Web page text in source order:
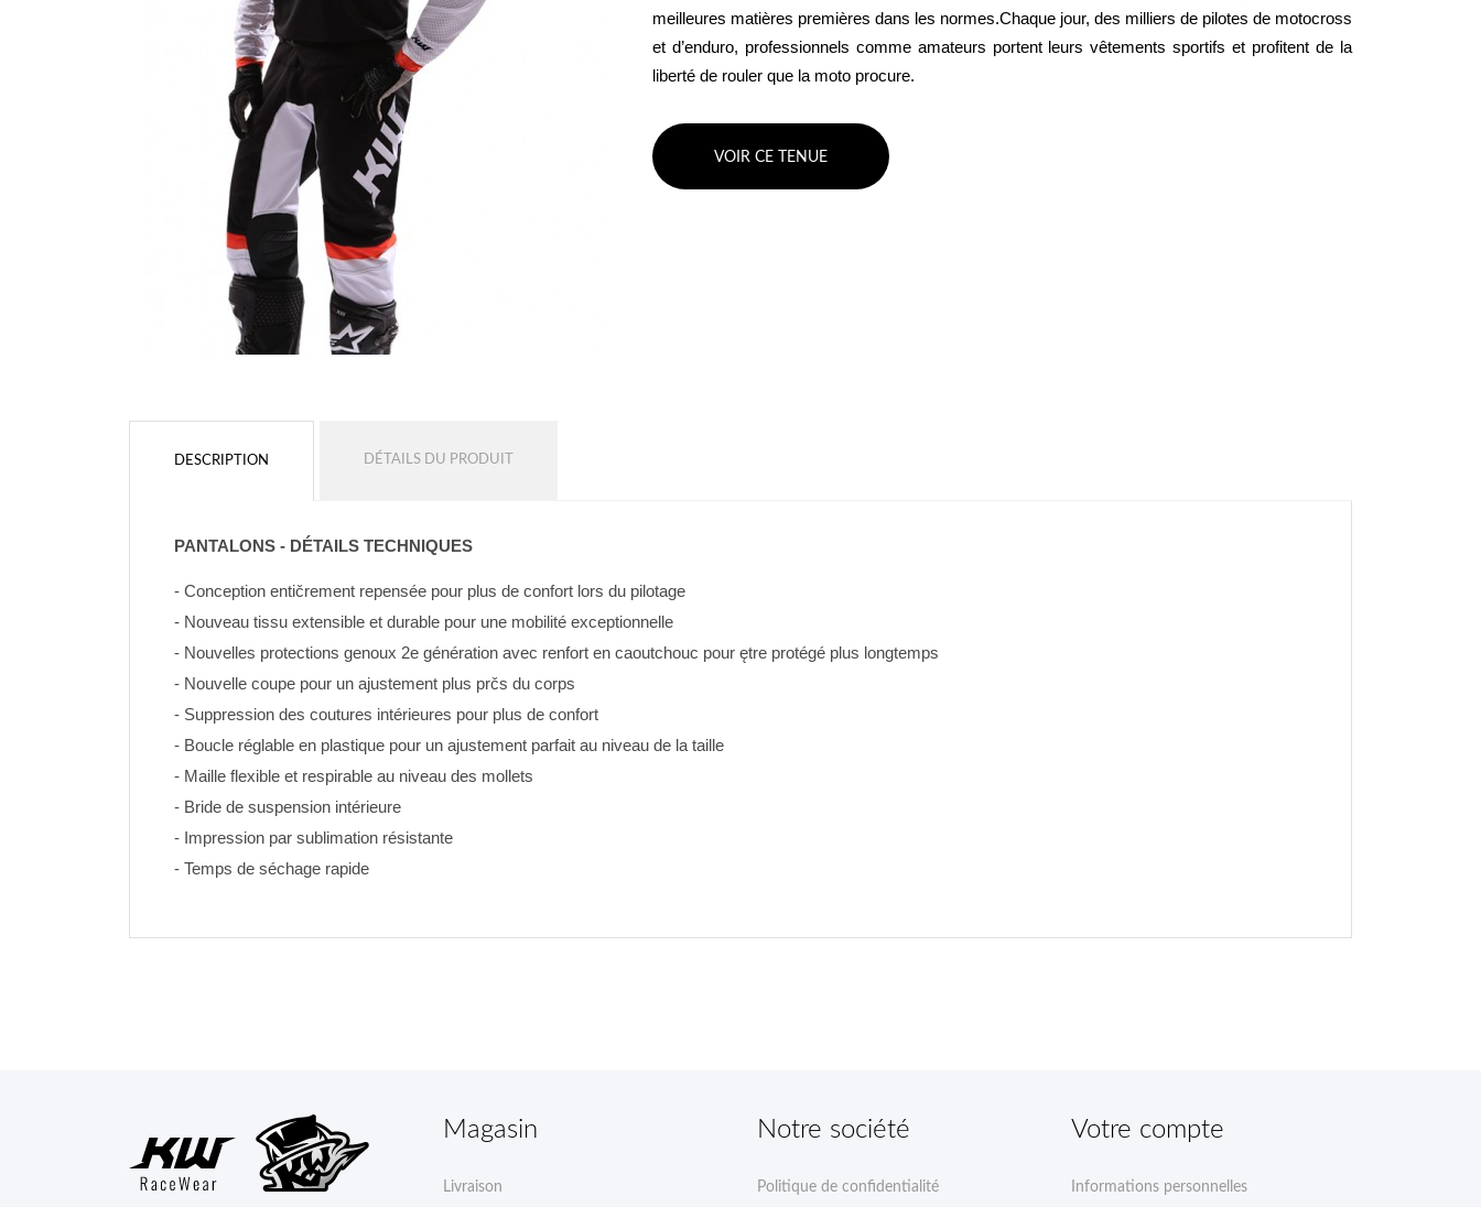
meilleures matières premières dans les normes.Chaque jour, des milliers de pilotes de motocross
et d’enduro, professionnels comme amateurs portent leurs vêtements sportifs et profitent de la
liberté de rouler que la moto procure.
VOIR CE TENUE
DESCRIPTION DÉTAILS DU PRODUIT
PANTALONS - DÉTAILS TECHNIQUES
- Conception entičrement repensée pour plus de confort lors du pilotage
- Nouveau tissu extensible et durable pour une mobilité exceptionnelle
- Nouvelles protections genoux 2e génération avec renfort en caoutchouc pour ętre protégé plus longtemps
- Nouvelle coupe pour un ajustement plus prčs du corps
- Suppression des coutures intérieures pour plus de confort
- Boucle réglable en plastique pour un ajustement parfait au niveau de la taille
- Maille flexible et respirable au niveau des mollets
- Bride de suspension intérieure
- Impression par sublimation résistante
- Temps de séchage rapide
Magasin
Livraison
Notre société
Politique de confidentialité
Votre compte
Informations personnelles